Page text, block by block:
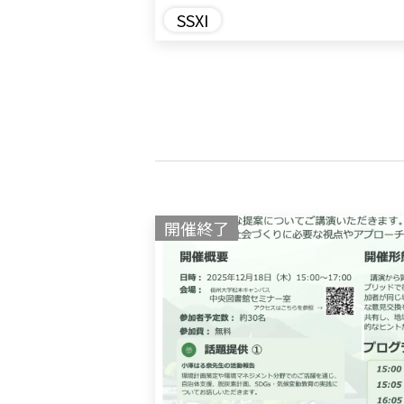
SSXI
開催終了